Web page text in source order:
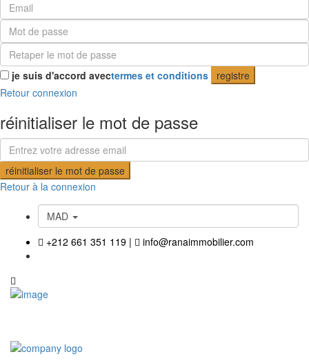
je suis d'accord avectermes et conditions
registre
Retour connexion
réinitialiser le mot de passe
réinitialiser le mot de passe
Retour à la connexion
MAD
+212 661 351 119 | info@ranaimmobilier.com